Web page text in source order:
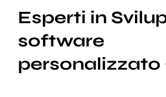
Esperti in
software
personalizzato